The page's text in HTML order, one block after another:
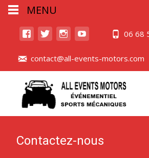
06 68
contact@all-events-motors.com
Contactez-nous
MENU